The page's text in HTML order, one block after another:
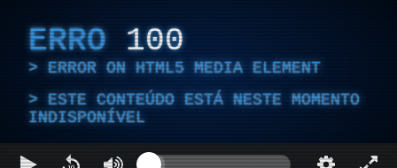
ERRO 100
ERROR ON HTML5 MEDIA ELEMENT
ESTE CONTEÚDO ESTÁ NESTE MOMENTO
INDISPONÍVEL